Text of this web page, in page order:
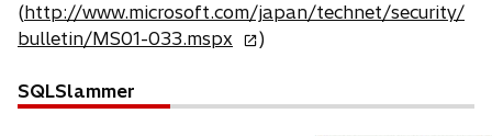
(http://www.microsoft.com/japan/technet/security/
bulletin/MS01-033.mspx 新 )
SQLSlammer